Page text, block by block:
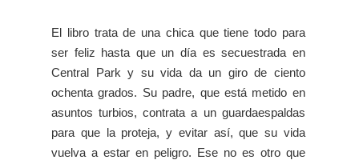
El libro trata de una chica que tiene todo para
ser feliz hasta que un día es secuestrada en
Central Park y su vida da un giro de ciento
ochenta grados. Su padre, que está metido en
asuntos turbios, contrata a un guardaespaldas
para que la proteja, y evitar así, que su vida
vuelva a estar en peligro. Ese no es otro que